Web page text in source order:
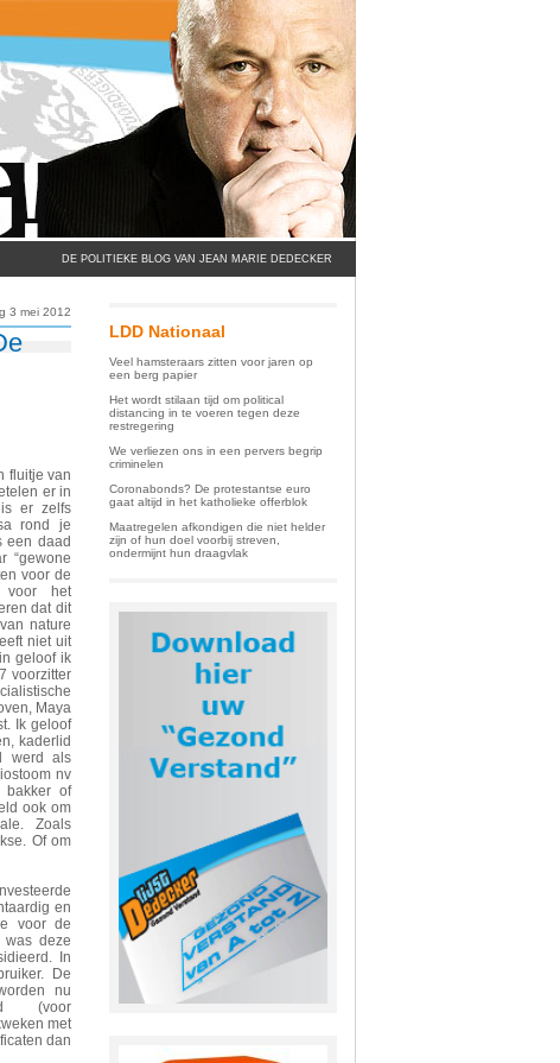
DE POLITIEKE BLOG VAN JEAN MARIE DEDECKER
3 mei 2012
fluitje van
er in
er zelfs
rond je
een daad
“gewone
voor de
voor het
dat dit
nature
niet uit
geloof ik
voorzitter
Maya
Ik geloof
kaderlid
werd als
nv
bakker of
ook om
Zoals
Of om
en
voor de
was deze
In
De
nu
(voor
met
dan
LDD Nationaal
Veel hamsteraars zitten voor jaren op
een berg papier
Het wordt stilaan tijd om political
distancing in te voeren tegen deze
restregering
We verliezen ons in een pervers begrip
criminelen
Coronabonds? De protestantse euro
gaat altijd in het katholieke offerblok
Maatregelen afkondigen die niet helder
zijn of hun doel voorbij streven,
ondermijnt hun draagvlak